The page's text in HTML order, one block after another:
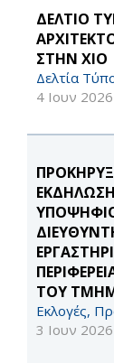
ΔΕΛΤΙΟ
ΣΤΗΝ ΧΙΟ
Δελτία
4 Ιουν 2026
ΤΟΥ
Εκλογές,
3 Ιουν 2026